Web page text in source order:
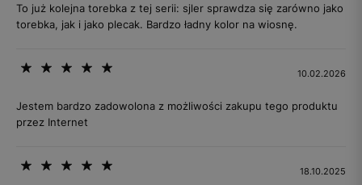
To już kolejna torebka z tej serii: sjler sprawdza się zarówno jako
torebka, jak i jako plecak. Bardzo ładny kolor na wiosnę.
10.02.2026
Jestem bardzo zadowolona z możliwości zakupu tego produktu
przez Internet
18.10.2025